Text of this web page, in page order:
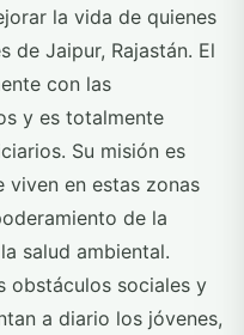
la vida de quienes
de Jaipur, Rajastán. El
con las
y es totalmente
Su misión es
viven en estas zonas
de la
salud ambiental.
obstáculos sociales y
a diario los jóvenes,